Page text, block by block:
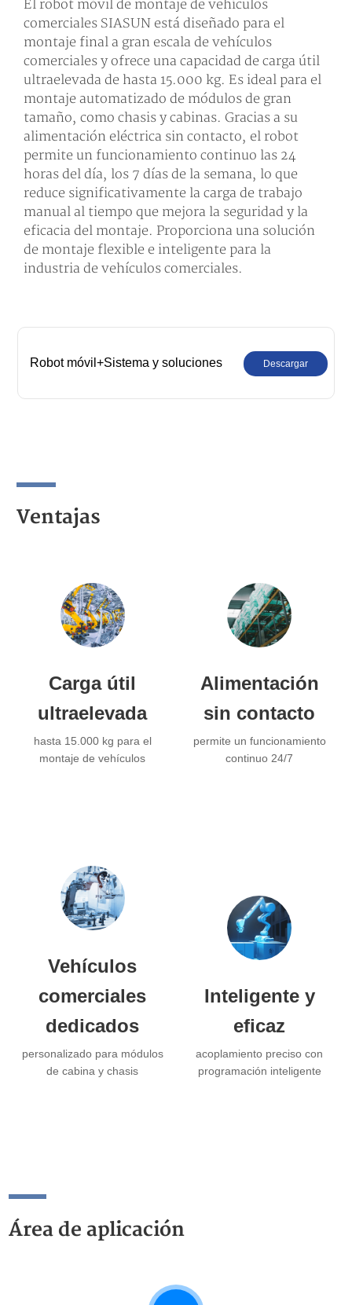
El robot móvil de montaje de vehículos
comerciales SIASUN está diseñado para el
montaje final a gran escala de vehículos
comerciales y ofrece una capacidad de carga útil
ultraelevada de hasta 15.000 kg. Es ideal para el
montaje automatizado de módulos de gran
tamaño, como chasis y cabinas. Gracias a su
alimentación eléctrica sin contacto, el robot
permite un funcionamiento continuo las 24
horas del día, los 7 días de la semana, lo que
reduce significativamente la carga de trabajo
manual al tiempo que mejora la seguridad y la
eficacia del montaje. Proporciona una solución
de montaje flexible e inteligente para la
industria de vehículos comerciales.
Robot móvil+Sistema y soluciones Descargar
Ventajas
Carga útil
ultraelevada
hasta 15.000 kg para el
montaje de vehículos
Alimentación
sin contacto
permite un funcionamiento
continuo 24/7
Vehículos
comerciales
dedicados
personalizado para módulos
de cabina y chasis
Inteligente y
eficaz
acoplamiento preciso con
programación inteligente
Área de aplicación